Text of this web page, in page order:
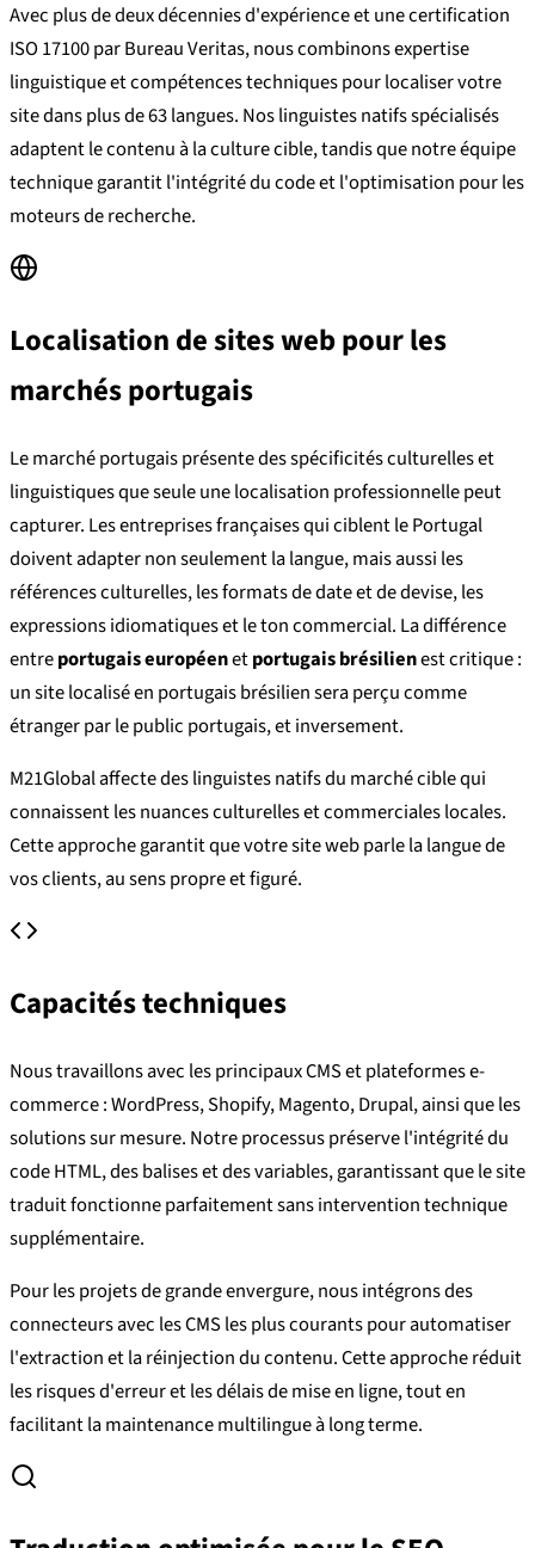
Avec plus de deux décennies d'expérience et une certification
ISO 17100 par Bureau Veritas, nous combinons expertise
linguistique et compétences techniques pour localiser votre
site dans plus de 63 langues. Nos linguistes natifs spécialisés
adaptent le contenu à la culture cible, tandis que notre équipe
technique garantit l'intégrité du code et l'optimisation pour les
moteurs de recherche.
Localisation de sites web pour les
marchés portugais
Le marché portugais présente des spécificités culturelles et
linguistiques que seule une localisation professionnelle peut
capturer. Les entreprises françaises qui ciblent le Portugal
doivent adapter non seulement la langue, mais aussi les
références culturelles, les formats de date et de devise, les
expressions idiomatiques et le ton commercial. La différence
entreportugais européenetportugais brésilienest critique :
un site localisé en portugais brésilien sera perçu comme
étranger par le public portugais, et inversement.
M21Global affecte des linguistes natifs du marché cible qui
connaissent les nuances culturelles et commerciales locales.
Cette approche garantit que votre site web parle la langue de
vos clients, au sens propre et figuré.
Capacités techniques
Nous travaillons avec les principaux CMS et plateformes e-
commerce : WordPress, Shopify, Magento, Drupal, ainsi que les
solutions sur mesure. Notre processus préserve l'intégrité du
code HTML, des balises et des variables, garantissant que le site
traduit fonctionne parfaitement sans intervention technique
supplémentaire.
Pour les projets de grande envergure, nous intégrons des
connecteurs avec les CMS les plus courants pour automatiser
l'extraction et la réinjection du contenu. Cette approche réduit
les risques d'erreur et les délais de mise en ligne, tout en
facilitant la maintenance multilingue à long terme.